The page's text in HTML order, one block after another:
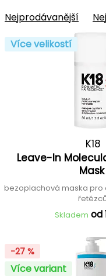
Nejprodávanější
Více velikostí
K18
Leave-In
Mask
bezoplachová maska pro
řetězců
Skladem od
-27 %
Více variant